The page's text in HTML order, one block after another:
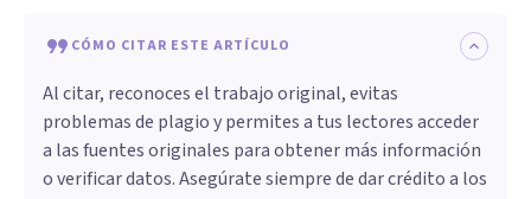
CÓMO CITAR ESTE ARTÍCULO
Al citar, reconoces el trabajo original, evitas
problemas de plagio y permites a tus lectores acceder
a las fuentes originales para obtener más información
o verificar datos. Asegúrate siempre de dar crédito a los